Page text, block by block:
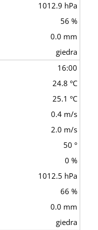
1012.9 hPa
56 %
0.0 mm
giedra
16:00
24.8 °C
25.1 °C
0.4 m/s
2.0 m/s
50 °
0 %
1012.5 hPa
66 %
0.0 mm
giedra